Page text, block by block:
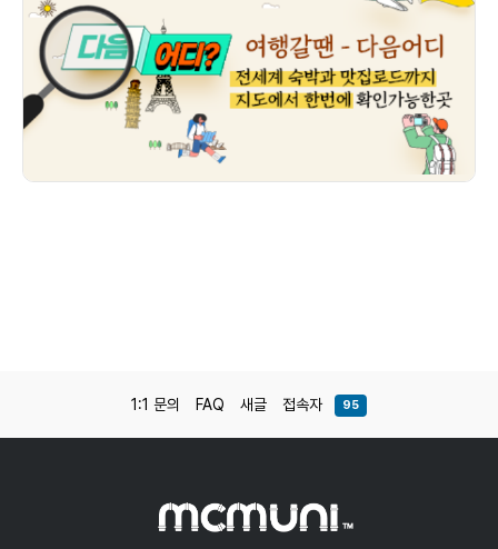
1:1 문의 FAQ 새글 접속자 95